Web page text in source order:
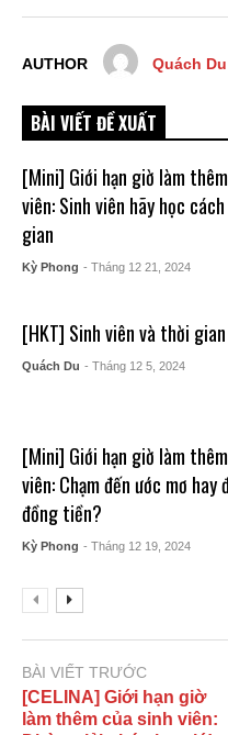
AUTHOR Quách Du
BÀI VIẾT ĐỀ XUẤT
[Mini] Giới hạn giờ làm
viên: Sinh viên hãy học
gian
Kỳ Phong - Tháng 12 21, 2024
[HKT] Sinh viên và thời
Quách Du - Tháng 12 5, 2024
[Mini] Giới hạn giờ làm
viên: Chạm đến ước mơ hay
đồng tiền?
Kỳ Phong - Tháng 12 19, 2024
BÀI VIẾT TRƯỚC
[CELINA] Giới hạn giờ
làm thêm của sinh viên: